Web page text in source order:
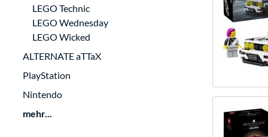
LEGO Technic
LEGO Wednesday
LEGO Wicked
ALTERNATE aTTaX
PlayStation
Nintendo
mehr...